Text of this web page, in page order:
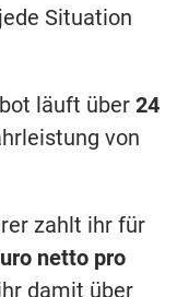
Situation
läuft über 24
von
zahlt ihr für
netto pro
damit über